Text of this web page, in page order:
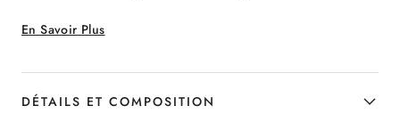
En Savoir Plus
accessoire élégant et polyvalent, idéal
pour compléter avec style les looks
formels de l'homme contemporain.
DÉTAILS ET COMPOSITION